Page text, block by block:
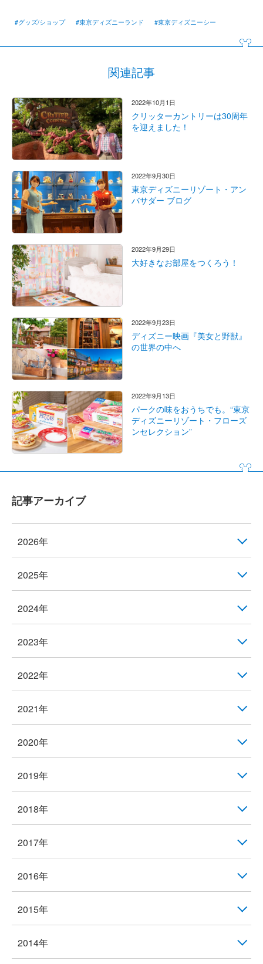
#グッズ/ショップ #東京ディズニーランド #東京ディズニーシー
関連記事
2022年10月1日
クリッターカントリーは30周年
を迎えました！
2022年9月30日
東京ディズニーリゾート・アン
バサダー ブログ
2022年9月29日
大好きなお部屋をつくろう！
2022年9月23日
ディズニー映画『美女と野獣』
の世界の中へ
2022年9月13日
パークの味をおうちでも。“東京
ディズニーリゾート・フローズ
ンセレクション”
記事アーカイブ
2026年
2025年
2024年
2023年
2022年
2021年
2020年
2019年
2018年
2017年
2016年
2015年
2014年